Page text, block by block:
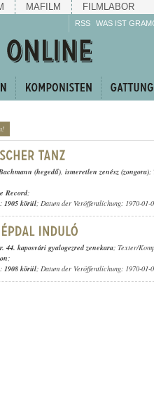
MAFILM FILMLABOR
RSS WAS IST
(hegedű), ismeretlen zenész (zongora);
Record;
1905 körül; Datum der Veröffentlichung: 1970-01-
44. kaposvári gyalogezred zenekara; Texter/
;
1908 körül; Datum der Veröffentlichung: 1970-01-